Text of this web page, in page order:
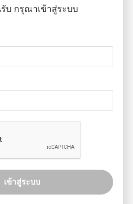
บ กรุณาเข้าสู่ระบบ
เข้าสู่ระบบ